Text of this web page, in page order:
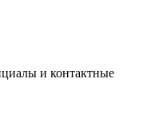
и контактные